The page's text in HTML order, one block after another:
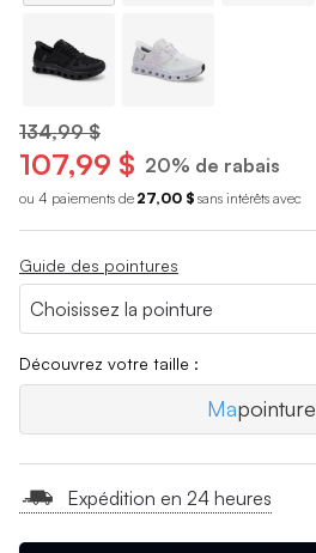
134,99 $
107,99 $ 20% de rabais
ou 4 paiements de 27,00 $ sans intérêts avec
Guide des pointures
Découvrez votre taille :
Mapointure
Expédition en 24 heures